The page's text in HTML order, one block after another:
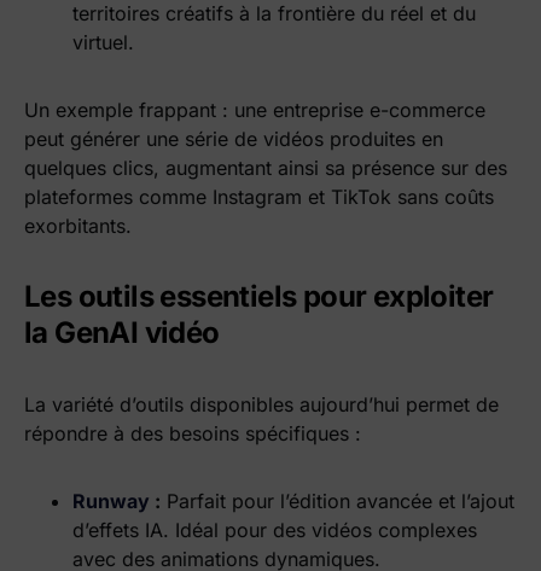
territoires créatifs à la frontière du réel et du
virtuel.
Un exemple frappant : une entreprise e-commerce
peut générer une série de vidéos produites en
quelques clics, augmentant ainsi sa présence sur des
plateformes comme Instagram et TikTok sans coûts
exorbitants.
Les outils essentiels pour exploiter
la GenAI vidéo
La variété d’outils disponibles aujourd’hui permet de
répondre à des besoins spécifiques :
Runway : Parfait pour l’édition avancée et l’ajout
d’effets IA. Idéal pour des vidéos complexes
avec des animations dynamiques.